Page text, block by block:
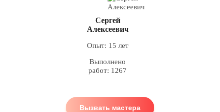
Сергей
Алексеевич
Опыт: 15 лет
Выполнено
работ: 1267
Вызвать мастера